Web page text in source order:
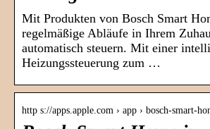
Mit Produkten von Bosch Smart
regelmäßige Abläufe in Ihrem
automatisch steuern. Mit einer
Heizungssteuerung zum …
http s://apps.apple.com › app › bosch-smart-